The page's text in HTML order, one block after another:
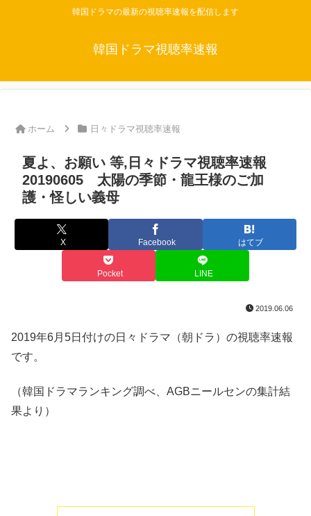
韓国ドラマの最新の視聴率速報を配信します
韓国ドラマ視聴率速報
ホーム 日々ドラマ視聴率速報
夏よ、お願い 等,日々ドラマ視聴率速報
20190605 太陽の季節・龍王様のご加
護・怪しい義母
X Facebook はてブ
Pocket LINE
2019.06.06
2019年6月5日付けの日々ドラマ（朝ドラ）の視聴率速報
です。
（韓国ドラマランキング調べ、AGBニールセンの集計結
果より）